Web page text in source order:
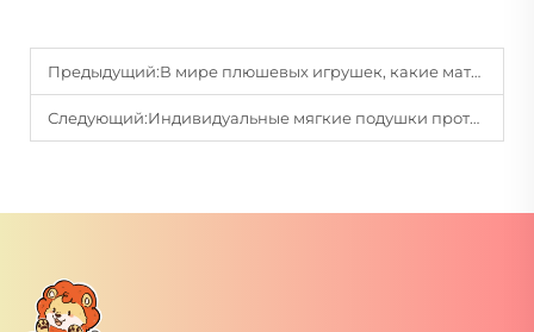
Предыдущий:В мире плюшевых игрушек, какие материалы обычно используются для поверхности плюшевых игрушек?
Следующий:Индивидуальные мягкие подушки против стандартных подушек: почему стоит выбрать индивидуальный вариант?